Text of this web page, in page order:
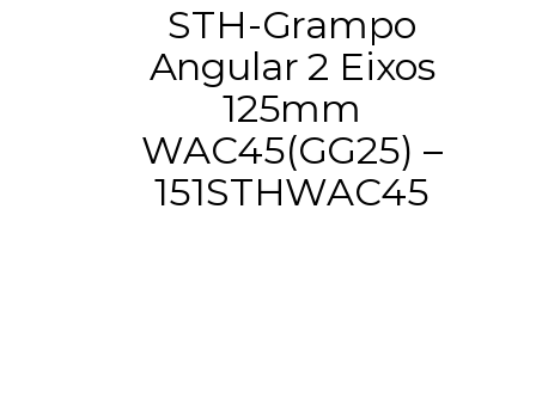
STH-Grampo
Angular 2 Eixos
125mm
WAC45(GG25) –
151STHWAC45